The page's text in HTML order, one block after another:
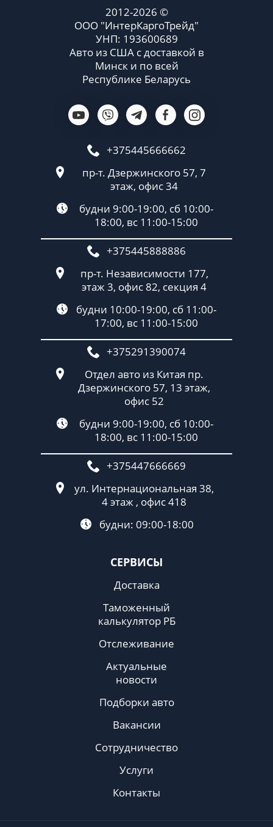
СЕРВИСЫ
Доставка
Таможенный
калькулятор РБ
Отслеживание
Актуальные
новости
Подборки авто
Вакансии
Сотрудничество
Услуги
Контакты
2012-2026 ©
ООО "ИнтерКаргоТрейд"
УНП: 193600689
Авто из США с доставкой в
Минск и по всей
Республике Беларусь
+375445666662
пр-т. Дзержинского 57, 7
этаж, офис 34
будни 9:00-19:00, сб 10:00-
18:00, вс 11:00-15:00
+375445888886
пр-т. Независимости 177,
этаж 3, офис 82, секция 4
будни 10:00-19:00, сб 11:00-
17:00, вс 11:00-15:00
+375291390074
Отдел авто из Китая пр.
Дзержинского 57, 13 этаж,
офис 52
будни 9:00-19:00, сб 10:00-
18:00, вс 11:00-15:00
+375447666669
ул. Интернациональная 38,
4 этаж , офис 418
будни: 09:00-18:00